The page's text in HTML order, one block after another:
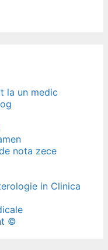
la un medic
nota zece
in Clinica
©